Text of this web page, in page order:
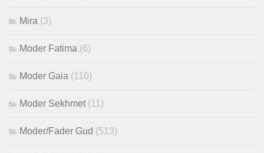
Mira (3)
Moder Fatima (6)
Moder Gaia (110)
Moder Sekhmet (11)
Moder/Fader Gud (513)